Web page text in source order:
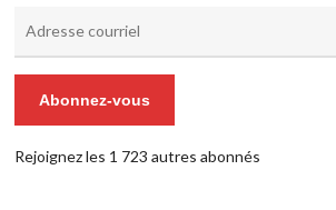
Abonnez-vous
Rejoignez les 1 723 autres abonnés